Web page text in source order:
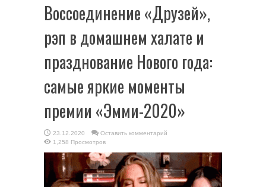
Воссоединение «Друзей»,
рэп в домашнем халате и
празднование Нового года:
самые яркие моменты
премии «Эмми-2020»
23.12.2020
Оставить комментарий
1,258 Просмотров